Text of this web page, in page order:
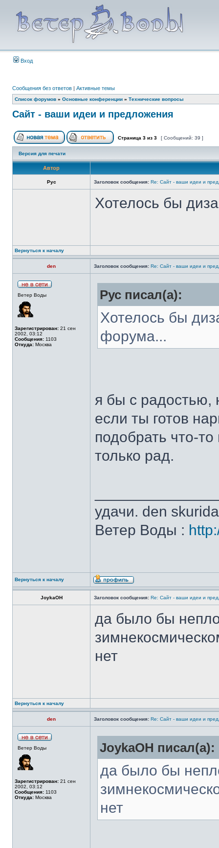
Вход
Сообщения без ответов | Активные темы
Список форумов » Основные конференции » Технические вопросы
Сайт - ваши идеи и предложения
Страница 3 из 3 [ Сообщений: 39 ]
Версия для печати
Автор
Рус Заголовок сообщения: Re: Сайт - ваши идеи и
Хотелось бы
Вернуться к началу
den Заголовок сообщения: Re: Сайт - ваши идеи и
Ветер Воды
Зарегистрирован: 21 сен
2002, 03:12
Сообщения: 1103
Откуда: Москва
Рус писал(а):
Хотелось бы
форума...
я бы с радостью,
если ты готов
подобрать что-
только рад.
удачи. den
Ветер Воды :
Вернуться к началу
JoykaOH Заголовок сообщения: Re: Сайт - ваши идеи и
да было бы
нет
Вернуться к началу
den Заголовок сообщения: Re: Сайт - ваши идеи и
Ветер Воды
Зарегистрирован: 21 сен
2002, 03:12
Сообщения: 1103
Откуда: Москва
JoykaOH писал(а):
да было бы
нет